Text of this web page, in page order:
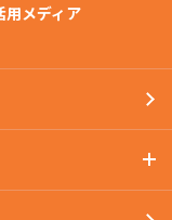
用メディア